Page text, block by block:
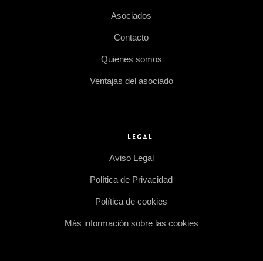
Asociados
Contacto
Quienes somos
Ventajas del asociado
LEGAL
Aviso Legal
Política de Privacidad
Política de cookies
Más información sobre las cookies